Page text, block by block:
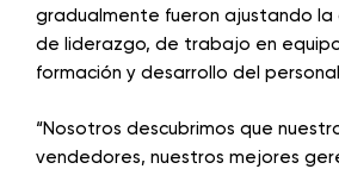
gradualmente fueron ajustando la
de liderazgo, de trabajo en
formación y desarrollo del
“Nosotros descubrimos que
vendedores, nuestros mejores